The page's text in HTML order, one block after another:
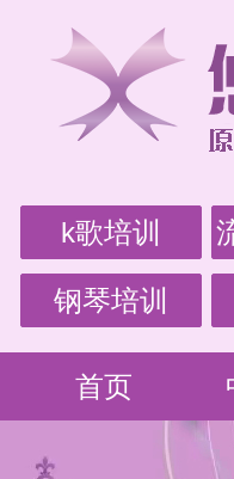
k歌培训
钢琴培训
首页